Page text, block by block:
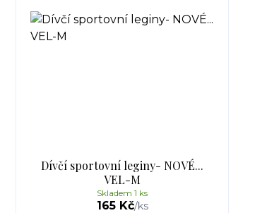
Dívčí sportovní leginy- NOVÉ...
VEL-M
165 Kč/ks
Skladem 1 ks